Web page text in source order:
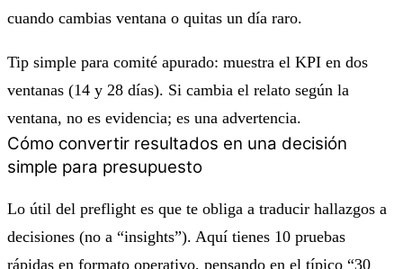
cuando cambias ventana o quitas un día raro.
Tip simple para comité apurado: muestra el KPI en dos
ventanas (14 y 28 días). Si cambia el relato según la
ventana, no es evidencia; es una advertencia.
Cómo convertir resultados en una decisión
simple para presupuesto
Lo útil del preflight es que te obliga a traducir hallazgos a
decisiones (no a “insights”). Aquí tienes 10 pruebas
rápidas en formato operativo, pensando en el típico “30